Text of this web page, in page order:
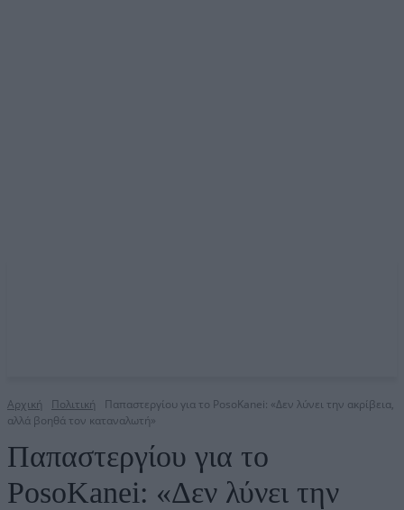
Αρχική Πολιτική
Παπαστεργίου για το PosoKanei: «Δεν λύνει την ακρίβεια,
αλλά βοηθά τον καταναλωτή»
Παπαστεργίου για το
PosoKanei: «Δεν λύνει την